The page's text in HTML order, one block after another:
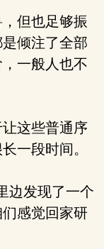
但也足够振
倾注了全部
一般人也不
这些普通序
一段时间。
边发现了一个
感觉回家研